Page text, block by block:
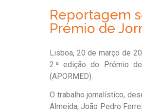
Reportagem
Prémio de
Lisboa, 20 de março de
2.ª edição do Prémio
(APORMED).
O trabalho jornalístico,
Almeida, João Pedro